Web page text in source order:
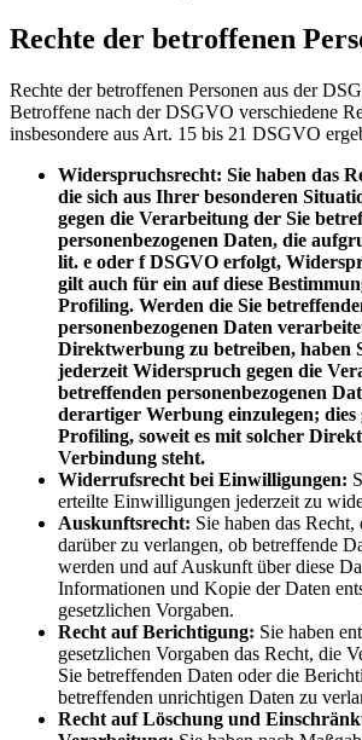
Rechte der betroffenen
Rechte der betroffenen Personen aus der
Betroffene nach der DSGVO verschiedene
insbesondere aus Art. 15 bis 21 DSGVO
Widerspruchsrecht: Sie haben das
die sich aus Ihrer besonderen
gegen die Verarbeitung der Sie
personenbezogenen Daten, die
lit. e oder f DSGVO erfolgt,
gilt auch für ein auf diese
Profiling. Werden die Sie
personenbezogenen Daten
Direktwerbung zu betreiben, haben
jederzeit Widerspruch gegen die
betreffenden personenbezogenen
derartiger Werbung einzulegen;
Profiling, soweit es mit solcher
Verbindung steht.
Widerrufsrecht bei Einwilligungen:
erteilte Einwilligungen jederzeit zu
Auskunftsrecht: Sie haben das
darüber zu verlangen, ob betreffende
werden und auf Auskunft über diese
Informationen und Kopie der Daten
gesetzlichen Vorgaben.
Recht auf Berichtigung: Sie haben
gesetzlichen Vorgaben das Recht, die
Sie betreffenden Daten oder die
betreffenden unrichtigen Daten zu
Recht auf Löschung und